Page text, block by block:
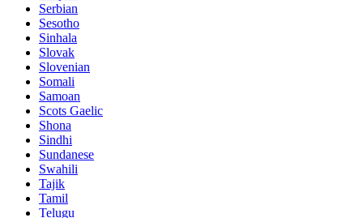
Serbian
Sesotho
Sinhala
Slovak
Slovenian
Somali
Samoan
Scots Gaelic
Shona
Sindhi
Sundanese
Swahili
Tajik
Tamil
Telugu